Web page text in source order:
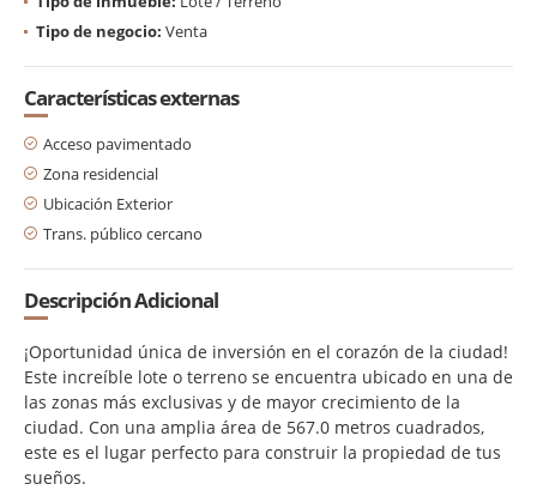
Tipo de negocio: Venta
Características externas
Acceso pavimentado
Zona residencial
Ubicación Exterior
Trans. público cercano
Descripción Adicional
¡Oportunidad única de inversión en el corazón de la ciudad!
Este increíble lote o terreno se encuentra ubicado en una de
las zonas más exclusivas y de mayor crecimiento de la
ciudad. Con una amplia área de 567.0 metros cuadrados,
este es el lugar perfecto para construir la propiedad de tus
sueños.